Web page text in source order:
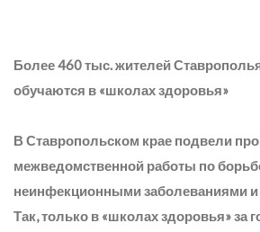
Более 460 тыс. жителей
обучаются в «школах здоровья»
В Ставропольском крае подвели
межведомственной работы по
неинфекционными заболеваниями и
Так, только в «школах здоровья» за